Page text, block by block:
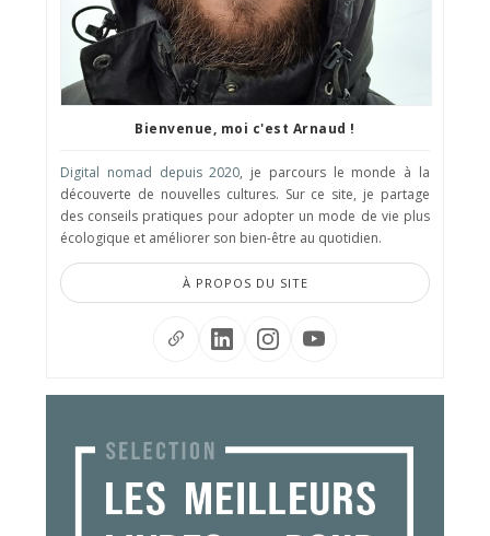
Bienvenue, moi c'est Arnaud !
Digital nomad depuis 2020, je parcours le monde à la
découverte de nouvelles cultures. Sur ce site, je partage
des conseils pratiques pour adopter un mode de vie plus
écologique et améliorer son bien-être au quotidien.
À PROPOS DU SITE